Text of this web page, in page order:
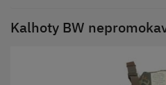
Kalhoty BW